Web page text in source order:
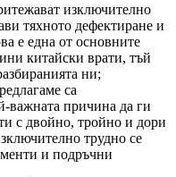
изключително
тяхното дефектиране и
е една от основните
китайски врати, тъй
ни;
са
важната причина да ги
с двойно, тройно и дори
трудно се
и подръчни